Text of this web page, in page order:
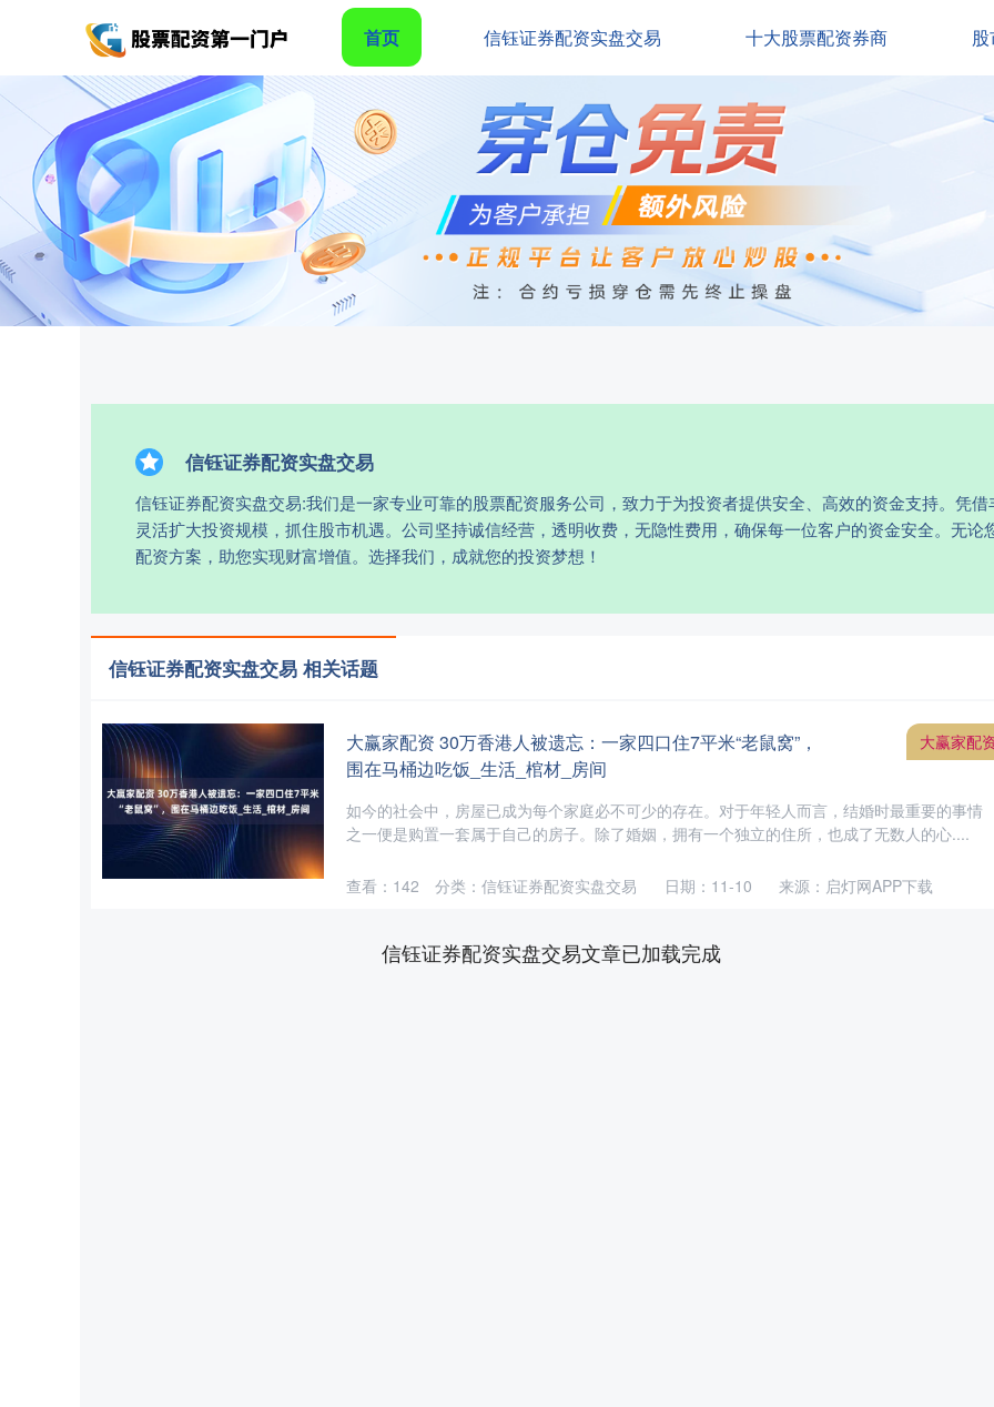
首页 信钰证券配资实盘交易 十大股票配资券商
信钰证券配资实盘交易
信钰证券配资实盘交易:我们是一家专业可靠的股票配资服务公司，致力于为投资者提供安全、高效的资金支持。凭
灵活扩大投资规模，抓住股市机遇。公司坚持诚信经营，透明收费，无隐性费用，确保每一位客户的资金安全。无
配资方案，助您实现财富增值。选择我们，成就您的投资梦想！
信钰证券配资实盘交易 相关话题
大赢家配资 30万香港人被遗忘：一家四口住7平米“老鼠窝”，
围在马桶边吃饭_生活_棺材_房间
如今的社会中，房屋已成为每个家庭必不可少的存在。对于年轻人而言，结婚时最重要的事情
之一便是购置一套属于自己的房子。除了婚姻，拥有一个独立的住所，也成了无数人的心....
大赢家配
日期：11-10 来源：启灯网APP下载
查看： 142 分类： 信钰证券配资实盘交易
信钰证券配资实盘交易文章已加载完成